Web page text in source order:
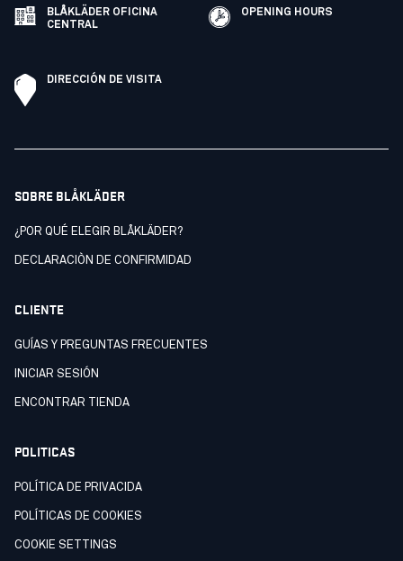
BLÅKLÄDER OFICINA
CENTRAL
OPENING HOURS
DIRECCIÓN DE VISITA
SOBRE BLÅKLÄDER
¿POR QUÉ ELEGIR BLÅKLÄDER?
DECLARACIÒN DE CONFIRMIDAD
CLIENTE
GUÍAS Y PREGUNTAS FRECUENTES
INICIAR SESIÓN
ENCONTRAR TIENDA
POLITICAS
POLÍTICA DE PRIVACIDA
POLÍTICAS DE COOKIES
COOKIE SETTINGS